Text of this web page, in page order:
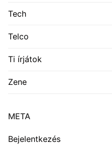
Tech
Telco
Ti írjátok
Zene
META
Bejelentkezés